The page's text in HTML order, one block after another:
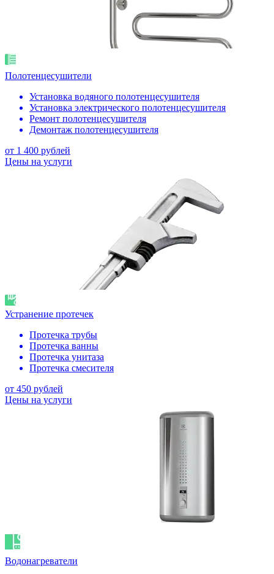
Полотенцесушители
Установка водяного полотенцесушителя
Установка электрического полотенцесушителя
Ремонт полотенцесушителя
Демонтаж полотенцесушителя
от 1 400 рублей
Цены на услуги
Устранение протечек
Протечка трубы
Протечка ванны
Протечка унитаза
Протечка смесителя
от 450 рублей
Цены на услуги
Водонагреватели